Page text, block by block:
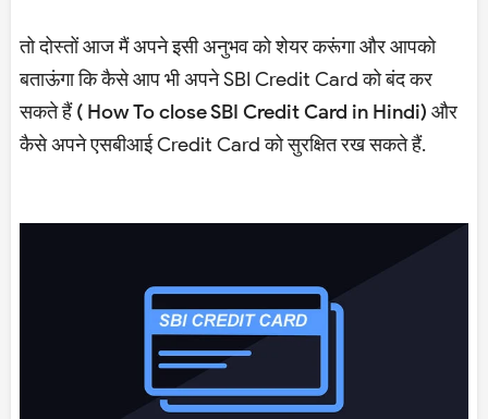
तो दोस्तों आज मैं अपने इसी अनुभव को शेयर करूंगा और आपको
बताऊंगा कि कैसे आप भी अपने SBI Credit Card को बंद कर
सकते हैं( How To close SBI Credit Card in Hindi) और
कैसे अपने एसबीआई Credit Card को सुरक्षित रख सकते हैं.